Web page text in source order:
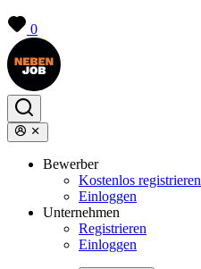
0
Bewerber
Kostenlos registrieren
Einloggen
Unternehmen
Registrieren
Einloggen